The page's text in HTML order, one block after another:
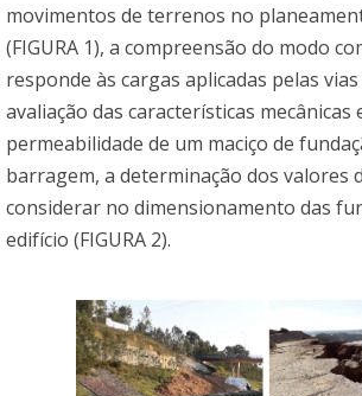
movimentos de terrenos no
(FIGURA 1), a compreensão do modo
responde às cargas aplicadas pelas
avaliação das características mecânicas
permeabilidade de um maciço de
barragem, a determinação dos valores
considerar no dimensionamento das
edifício (FIGURA 2).